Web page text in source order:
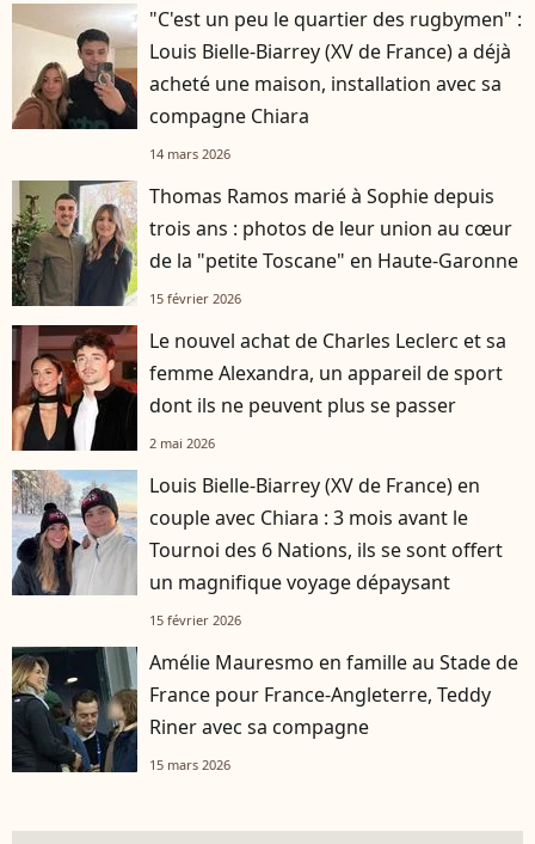
"C'est un peu le quartier des rugbymen" :
Louis Bielle-Biarrey (XV de France) a déjà
acheté une maison, installation avec sa
compagne Chiara
14 mars 2026
Thomas Ramos marié à Sophie depuis
trois ans : photos de leur union au cœur
de la "petite Toscane" en Haute-Garonne
15 février 2026
Le nouvel achat de Charles Leclerc et sa
femme Alexandra, un appareil de sport
dont ils ne peuvent plus se passer
2 mai 2026
Louis Bielle-Biarrey (XV de France) en
couple avec Chiara : 3 mois avant le
Tournoi des 6 Nations, ils se sont offert
un magnifique voyage dépaysant
15 février 2026
Amélie Mauresmo en famille au Stade de
France pour France-Angleterre, Teddy
Riner avec sa compagne
15 mars 2026